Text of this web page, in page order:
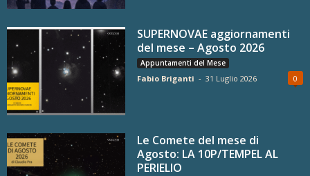
SUPERNOVAE aggiornamenti
del mese – Agosto 2026
Appuntamenti del Mese
Fabio Briganti - 31 Luglio 2026 0
Le Comete del mese di
Agosto: LA 10P/TEMPEL AL
PERIELIO